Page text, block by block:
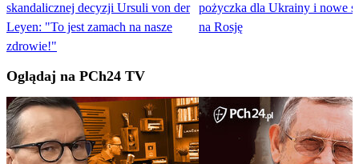
skandalicznej decyzji Ursuli von der
Leyen: "To jest zamach na nasze
zdrowie!"
pożyczka dla Ukrainy i nowe
na Rosję
Oglądaj na PCh24 TV